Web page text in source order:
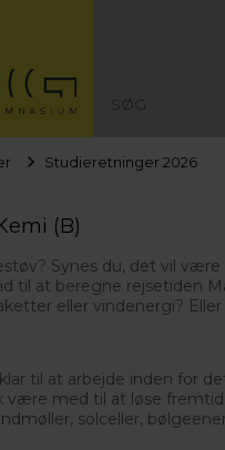
SØG
Studieretninger 2026
(B)
Synes du, det vil
til at beregne rejsetiden
eller vindenergi?
til at arbejde inden for
være med til at løse
solceller,